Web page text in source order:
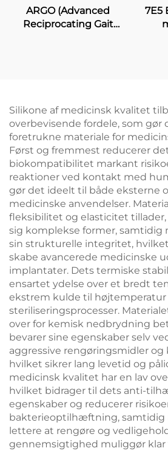
ARGO (Advanced
Reciprocating Gait
7E5
Silikone af medicinsk kvalitet
overbevisende fordele, som gør
foretrukne materiale for
Først og fremmest reducerer
biokompatibilitet markant
reaktioner ved kontakt med
gør det ideelt til både eksterne
medicinske anvendelser.
fleksibilitet og elasticitet
sig komplekse former, samtidig
sin strukturelle integritet,
skabe avancerede medicinske
implantater. Dets termiske
ensartet ydelse over et bredt
ekstrem kulde til højtemperatur
steriliseringsprocesser.
over for kemisk nedbrydning
bevarer sine egenskaber selv
aggressive rengøringsmidler
hvilket sikrer lang levetid og
medicinsk kvalitet har en lav
hvilket bidrager til dets anti-
egenskaber og reducerer
bakterieoptilhæftning, samtidig
lettere at rengøre og
gennemsigtighed muliggør klar